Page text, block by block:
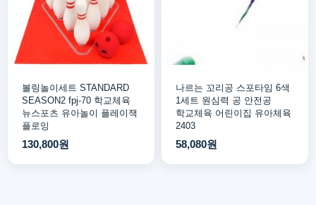
볼링놀이세트 STANDARD
SEASON2 fpj-70 학교체육
뉴스포츠 유아놀이 플레이잭
플로잉
130,800원
나르는 꼬리공 스포타임 6색
1세트 원심력 공 안전공
학교체육 어린이집 유아체육
2403
58,080원